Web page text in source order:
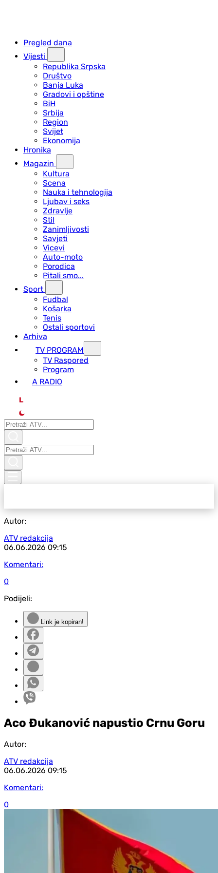
Pregled dana
Vijesti
Republika Srpska
Društvo
Banja Luka
Gradovi i opštine
BiH
Srbija
Region
Svijet
Ekonomija
Hronika
Magazin
Kultura
Scena
Nauka i tehnologija
Ljubav i seks
Zdravlje
Stil
Zanimljivosti
Savjeti
Vicevi
Auto-moto
Porodica
Pitali smo...
Sport
Fudbal
Košarka
Tenis
Ostali sportovi
Arhiva
TV PROGRAM
ТV Raspored
Program
A RADIO
L
Autor:
ATV redakcija
06.06.2026 09:15
Komentari:
0
Podijeli:
Link je kopiran!
Aco Đukanović napustio Crnu Goru
Autor:
ATV redakcija
06.06.2026 09:15
Komentari:
0